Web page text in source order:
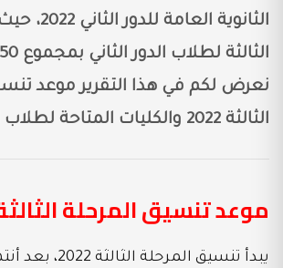
الثانوية
نعرض لكم في هذا التقرير موعد
الثالثة 2022 والكليات المتاحة لطلاب المرحلة الثالثة.
موعد تنسيق المرحلة الثالثة
يبدأ تنسيق